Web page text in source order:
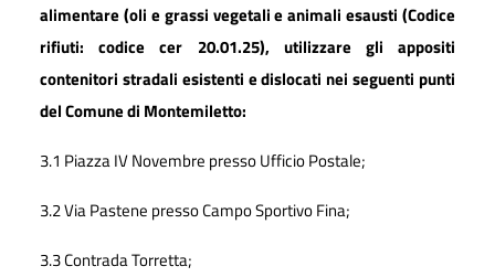
alimentare (oli e grassi vegetali e animali esausti (Codice
rifiuti: codice cer 20.01.25), utilizzare gli appositi
contenitori stradali esistenti e dislocati nei seguenti punti
del Comune di Montemiletto:
3.1 Piazza IV Novembre presso Ufficio Postale;
3.2 Via Pastene presso Campo Sportivo Fina;
3.3 Contrada Torretta;